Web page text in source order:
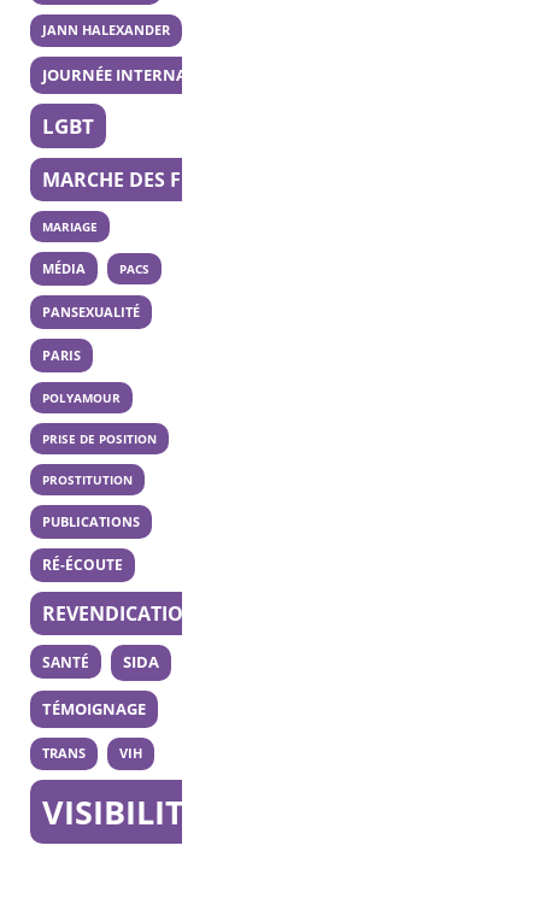
JANN HALEXANDER
JOURNÉE INTERNATIONALE DE LA BISEXUALITÉ
LGBT
MARCHE DES FIERTÉS
MARIAGE
MÉDIA PACS
PANSEXUALITÉ
PARIS
POLYAMOUR
PRISE DE POSITION
PROSTITUTION
PUBLICATIONS
RÉ-ÉCOUTE
REVENDICATION
SANTÉ SIDA
TÉMOIGNAGE
TRANS VIH
VISIBILITÉ